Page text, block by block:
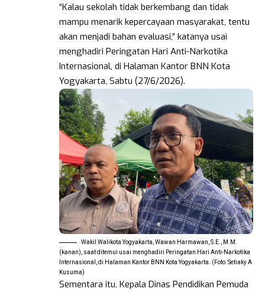
“Kalau sekolah tidak berkembang dan tidak
mampu menarik kepercayaan masyarakat, tentu
akan menjadi bahan evaluasi,” katanya usai
menghadiri Peringatan Hari Anti-Narkotika
Internasional, di Halaman Kantor BNN Kota
Yogyakarta, Sabtu (27/6/2026).
Wakil Walikota Yogyakarta, Wawan Harmawan, S.E., M.M.
(kanan), saat ditemui usai menghadiri Peringatan Hari Anti-Narkotika
Internasional, di Halaman Kantor BNN Kota Yogyakarta. (Foto: Setiaky A
Kusuma)
Sementara itu, Kepala Dinas Pendidikan Pemuda